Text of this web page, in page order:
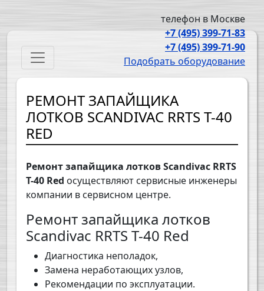
телефон в Москве
+7 (495) 399-71-83
+7 (495) 399-71-90
Подобрать оборудование
Main navigation
РЕМОНТ ЗАПАЙЩИКА
ЛОТКОВ SCANDIVAC RRTS T-40
RED
Ремонт запайщика лотков Scandivac RRTS
T-40 Red осуществляют сервисные инженеры
компании в сервисном центре.
Ремонт запайщика лотков
Scandivac RRTS T-40 Red
Диагностика неполадок,
Замена неработающих узлов,
Рекомендации по эксплуатации.